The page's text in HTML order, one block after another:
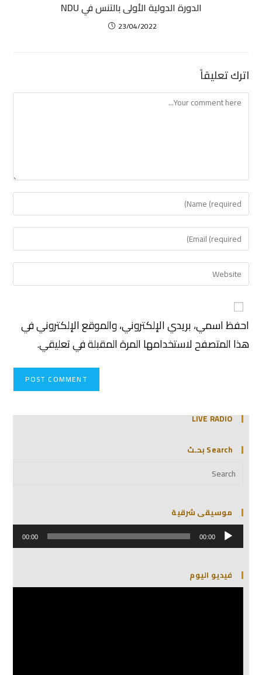
الدورة الدولية الأولى بالتنس في NDU
23/04/2022
اترك تعليقاً
احفظ اسمي، بريدي الإلكتروني، والموقع الإلكتروني في
هذا المتصفح لاستخدامها المرة المقبلة في تعليقي.
LIVE RADIO
Search بحـث
موسيقى شرقية
مشغل
الصوت 00:00
00:00
فيديو اليوم
مشغل